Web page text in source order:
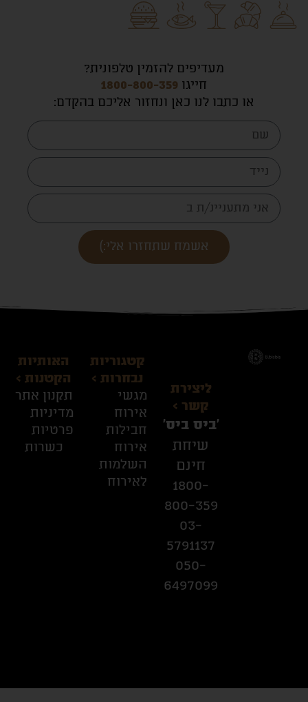
מעדיפים להזמין טלפונית?
חייגו1800-800-359
או כתבו לנו כאן ונחזור אליכם בהקדם:
אשמח שתחזרו אלי:)
ליצירת
קשר >
׳ביס ביס׳
שיחת
חינם
1800-
800-359
03-
5791137
050-
6497099
קטגוריות
נבחרות >
מגשי
אירוח
חבילות
אירוח
השלמות
לאירוח
האותיות
הקטנות >
תקנון אתר
מדיניות
פרטיות
כשרות